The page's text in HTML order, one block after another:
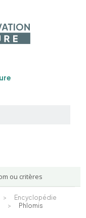
ou critères
>
Encyclopédie
>
Phlomis